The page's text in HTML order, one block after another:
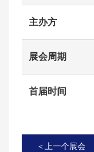
主办方
展会周期
首届时间
＜上一个展会